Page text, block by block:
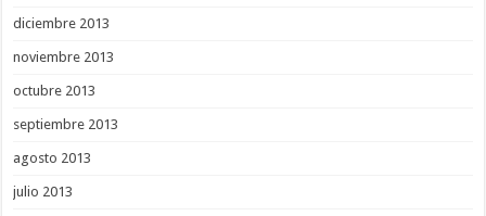
diciembre 2013
noviembre 2013
octubre 2013
septiembre 2013
agosto 2013
julio 2013